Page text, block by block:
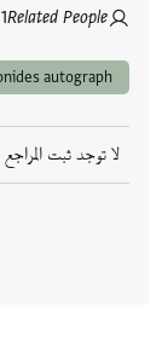
Related People
1
autograph
لا توجد ثبت المراجع